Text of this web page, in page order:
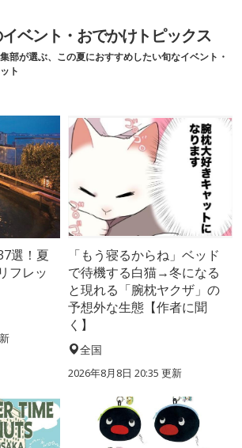
ベント・おでかけトピックス
部が選ぶ、この夏におすすめしたい旬なイベント・
ト
選！夏
フレッ
「もう寝るからね」ベッド
で待機する白猫→冬になる
と現れる「腕枕ヤクザ」の
予想外な生態【作者に聞
く】
全国
2026年8月8日 20:35 更新